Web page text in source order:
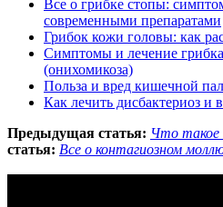
Все о грибке стопы:
современными препаратами
Грибок кожи головы: как
Симптомы и лечение
(онихомикоза)
Польза и вред кишечной
Как лечить дисбактериоз и
Предыдущая статья: Что такое
статья: Все о контагиозном